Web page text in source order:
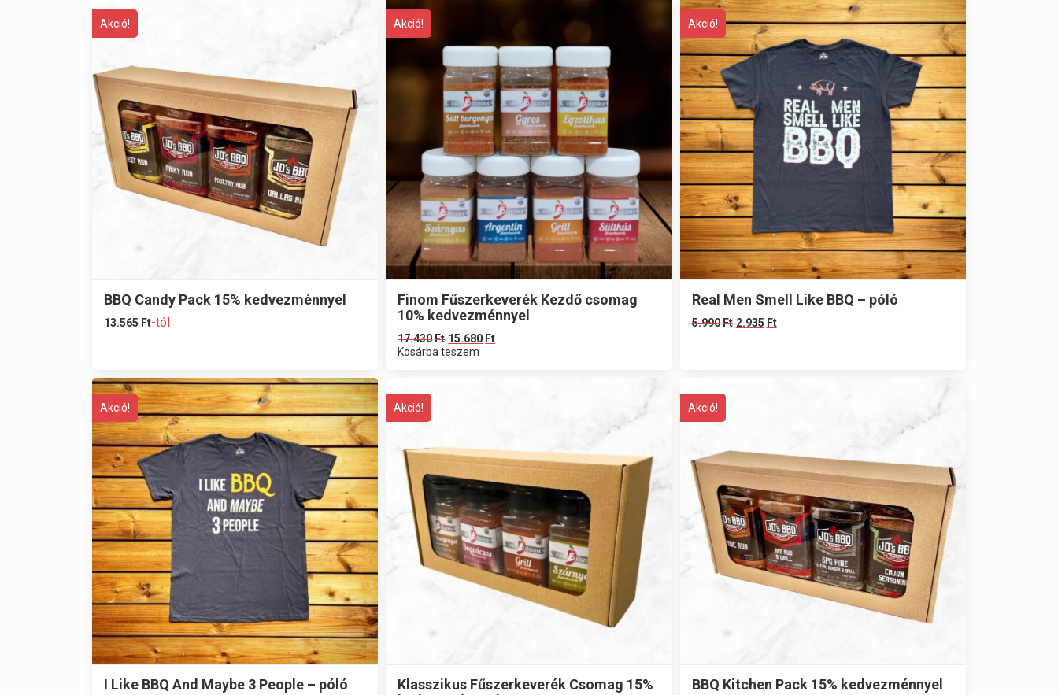
Akció!
BBQ Candy Pack 15% kedvezménnyel
13.565 Ft-tól
Akció!
Finom Fűszerkeverék Kezdő csomag
10% kedvezménnyel
17.430Ft 15.680 Ft
Kosárba teszem
Akció!
Real Men Smell Like BBQ – póló
5.990Ft 2.935 Ft
Akció!
I Like BBQ And Maybe 3 People – póló
Akció!
Klasszikus Fűszerkeverék Csomag 15%
Akció!
BBQ Kitchen Pack 15% kedvezménnyel